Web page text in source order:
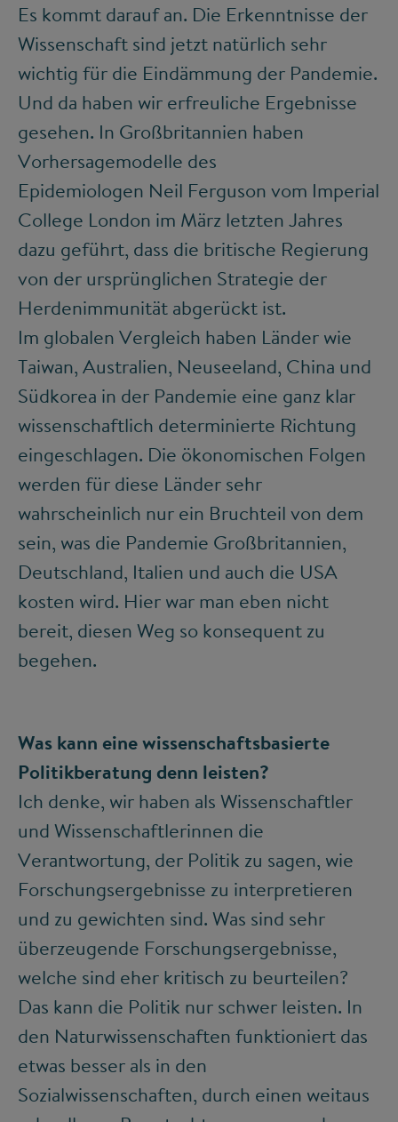
Es kommt darauf an. Die Erkenntnisse der
Wissenschaft sind jetzt natürlich sehr
wichtig für die Eindämmung der Pandemie.
Und da haben wir erfreuliche Ergebnisse
gesehen. In Großbritannien haben
Vorhersagemodelle des
Epidemiologen Neil Ferguson vom Imperial
College London im März letzten Jahres
dazu geführt, dass die britische Regierung
von der ursprünglichen Strategie der
Herdenimmunität abgerückt ist.
Im globalen Vergleich haben Länder wie
Taiwan, Australien, Neuseeland, China und
Südkorea in der Pandemie eine ganz klar
wissenschaftlich determinierte Richtung
eingeschlagen. Die ökonomischen Folgen
werden für diese Länder sehr
wahrscheinlich nur ein Bruchteil von dem
sein, was die Pandemie Großbritannien,
Deutschland, Italien und auch die USA
kosten wird. Hier war man eben nicht
bereit, diesen Weg so konsequent zu
begehen.
Was kann eine wissenschaftsbasierte
Politikberatung denn leisten?
Ich denke, wir haben als Wissenschaftler
und Wissenschaftlerinnen die
Verantwortung, der Politik zu sagen, wie
Forschungsergebnisse zu interpretieren
und zu gewichten sind. Was sind sehr
überzeugende Forschungsergebnisse,
welche sind eher kritisch zu beurteilen?
Das kann die Politik nur schwer leisten. In
den Naturwissenschaften funktioniert das
etwas besser als in den
Sozialwissenschaften, durch einen weitaus